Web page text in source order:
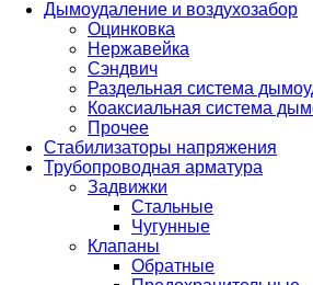
Дымоудаление и воздухозабор
Оцинковка
Нержавейка
Сэндвич
Раздельная система
Коаксиальная система
Прочее
Стабилизаторы напряжения
Трубопроводная арматура
Задвижки
Стальные
Чугунные
Клапаны
Обратные